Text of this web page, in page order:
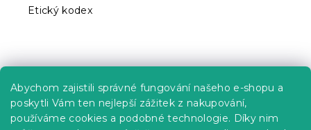
Abychom zajistili správné fungování našeho e-shopu a
poskytli Vám ten nejlepší zážitek z nakupování,
používáme cookies a podobné technologie. Díky nim
Etický kodex
Kariéra
Poptávky a B2B spolupráce